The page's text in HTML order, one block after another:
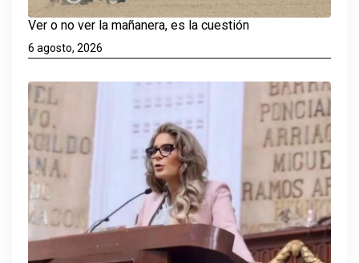
Ver o no ver la mañanera, es la cuestión
6 agosto, 2026